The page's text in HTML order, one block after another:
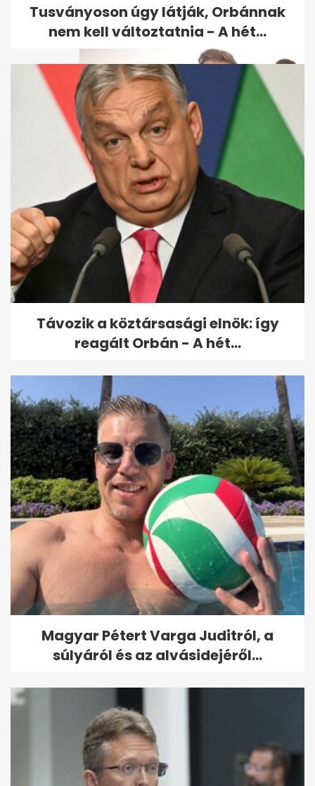
Jákob Zoltán saját műsorral
tér vissza A Nagy Ő után
Tusványoson úgy látják, Orbánnak
nem kell változtatnia - A hét...
Távozik a köztársasági elnök: így
reagált Orbán - A hét...
Magyar Pétert Varga Juditról, a
súlyáról és az alvásidejéről...